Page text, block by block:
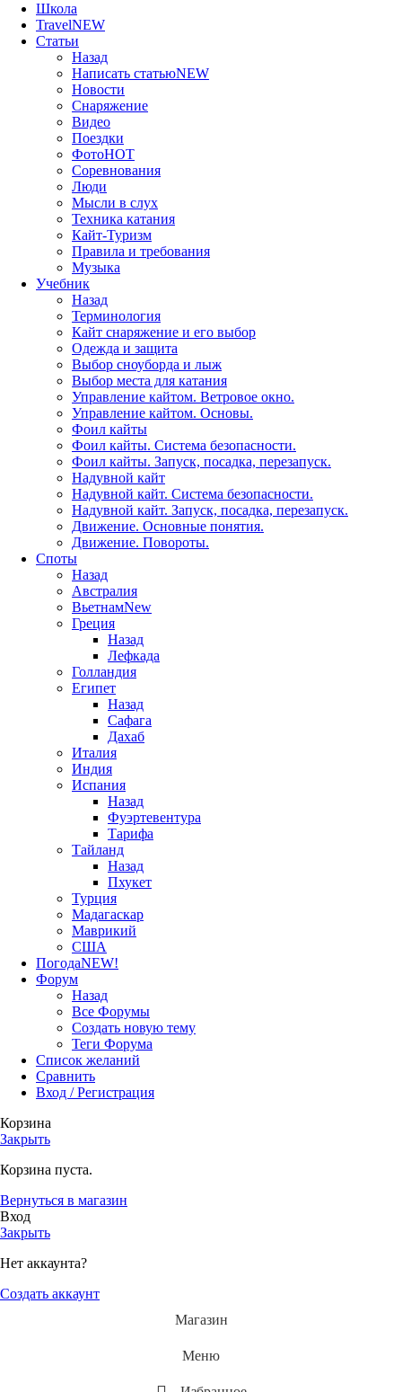
Школа
TravelNEW
Статьи
Назад
Написать статьюNEW
Новости
Снаряжение
Видео
Поездки
ФотоHOT
Соревнования
Люди
Мысли в слух
Техника катания
Кайт-Туризм
Правила и требования
Музыка
Учебник
Назад
Терминология
Кайт снаряжение и его выбор
Одежда и защита
Выбор сноуборда и лыж
Выбор места для катания
Управление кайтом. Ветровое окно.
Управление кайтом. Основы.
Фоил кайты
Фоил кайты. Система безопасности.
Фоил кайты. Запуск, посадка, перезапуск.
Надувной кайт
Надувной кайт. Система безопасности.
Надувной кайт. Запуск, посадка, перезапуск.
Движение. Основные понятия.
Движение. Повороты.
Споты
Назад
Австралия
ВьетнамNew
Греция
Назад
Лефкада
Голландия
Египет
Назад
Сафага
Дахаб
Италия
Индия
Испания
Назад
Фуэртевентура
Тарифа
Тайланд
Назад
Пхукет
Турция
Мадагаскар
Маврикий
США
ПогодаNEW!
Форум
Назад
Все Форумы
Создать новую тему
Теги Форума
Список желаний
Сравнить
Вход / Регистрация
Корзина
Закрыть
Корзина пуста.
Вернуться в магазин
Вход
Закрыть
Нет аккаунта?
Создать аккаунт
Магазин
Меню